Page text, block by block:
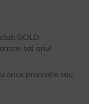
GOLD
tot anul
orice promoție sau